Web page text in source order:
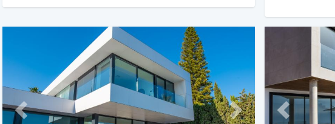
Previous Next Previous